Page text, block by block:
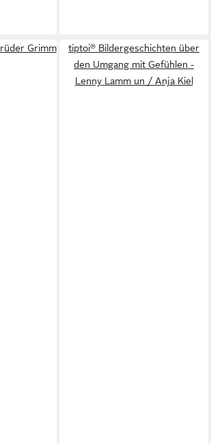
Grimm
tiptoi® Bildergeschichten über
den Umgang mit Gefühlen -
Lenny Lamm un / Anja Kiel